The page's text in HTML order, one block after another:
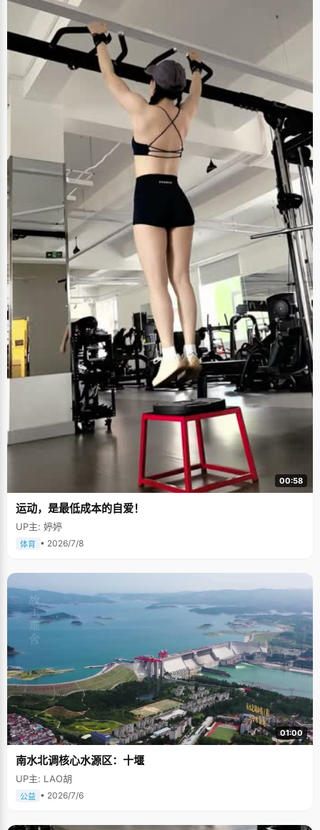
00:58
运动，是最低成本的自爱！
UP主: 婷婷
体育 • 2026/7/8
01:00
南水北调核心水源区：十堰
UP主: LAO胡
公益 • 2026/7/6